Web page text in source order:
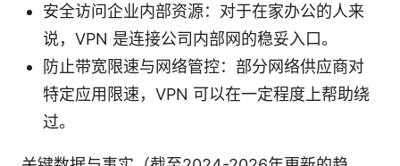
安全访问企业内部资源：对于在家办公的人来
说，VPN 是连接公司内部网的稳妥入口。
防止带宽限速与网络管控：部分网络供应商对
特定应用限速，VPN 可以在一定程度上帮助绕
过。